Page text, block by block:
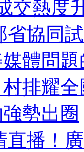
交熱度
省協同
體問
排耀
勢出圈
直播！